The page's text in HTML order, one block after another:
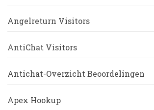
Angelreturn Visitors
AntiChat Visitors
Antichat-Overzicht Beoordelingen
Apex Hookup